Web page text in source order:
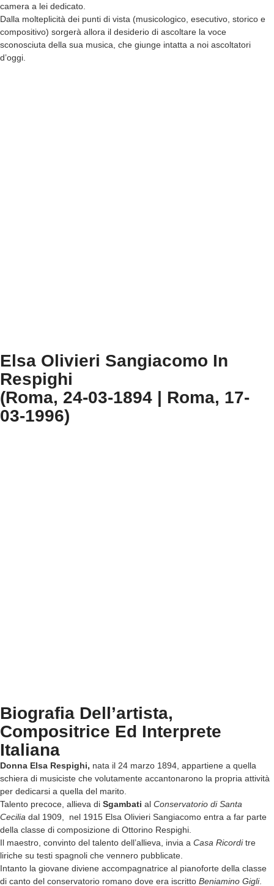
camera a lei dedicato.
Dalla molteplicità dei punti di vista (musicologico, esecutivo, storico e
compositivo) sorgerà allora il desiderio di ascoltare la voce
sconosciuta della sua musica, che giunge intatta a noi ascoltatori
d’oggi.
Elsa Olivieri Sangiacomo In
Respighi
(Roma, 24-03-1894 | Roma, 17-
03-1996)
Biografia Dell’artista,
Compositrice Ed Interprete
Italiana
Donna Elsa Respighi, nata il 24 marzo 1894, appartiene a quella
schiera di musiciste che volutamente accantonarono la propria attività
per dedicarsi a quella del marito.
Talento precoce, allieva di Sgambati al Conservatorio di Santa
Cecilia dal 1909, nel 1915 Elsa Olivieri Sangiacomo entra a far parte
della classe di composizione di Ottorino Respighi.
Il maestro, convinto del talento dell’allieva, invia a Casa Ricorditre
liriche su testi spagnoli che vennero pubblicate.
Intanto la giovane diviene accompagnatrice al pianoforte della classe
di canto del conservatorio romano dove era iscritto Beniamino Gigli.